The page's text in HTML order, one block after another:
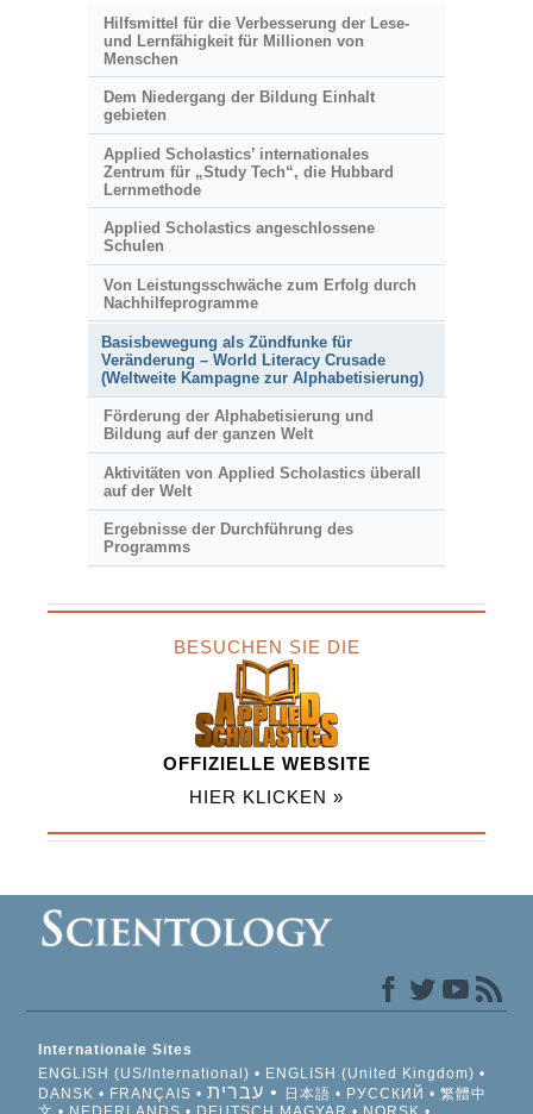
Hilfsmittel für die Verbesserung der Lese-
und Lernfähigkeit für Millionen von
Menschen
Dem Niedergang der Bildung Einhalt
gebieten
Applied Scholastics’ internationales
Zentrum für „Study Tech“, die Hubbard
Lernmethode
Applied Scholastics angeschlossene
Schulen
Von Leistungsschwäche zum Erfolg durch
Nachhilfeprogramme
Basisbewegung als Zündfunke für
Veränderung – World Literacy Crusade
(Weltweite Kampagne zur Alphabetisierung)
Förderung der Alphabetisierung und
Bildung auf der ganzen Welt
Aktivitäten von Applied Scholastics überall
auf der Welt
Ergebnisse der Durchführung des
Programms
BESUCHEN SIE DIE
OFFIZIELLE WEBSITE
HIER KLICKEN »
Internationale Sites
ENGLISH (US/International)
ENGLISH (United Kingdom)
DANSK
FRANÇAIS עברית 日本語 РУССКИЙ
繁體中